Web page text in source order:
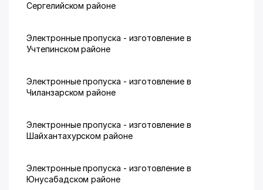
Сергелийском районе
Электронные пропуска - изготовление в
Учтепинском районе
Электронные пропуска - изготовление в
Чиланзарском районе
Электронные пропуска - изготовление в
Шайхантахурском районе
Электронные пропуска - изготовление в
Юнусабадском районе